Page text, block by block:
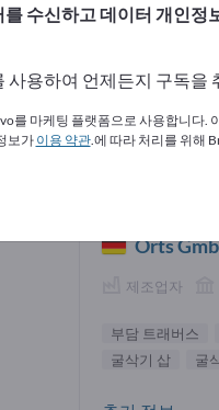
세요
시하세요.
하기
공급업체(1)
Orts
제조업자
부담 트래버스
굴삭기 삽
굴
수신하고 데이터 개인정
사용하여 언제든지 구독을
를 마케팅 플랫폼으로 사용합니다.
보가이용 약관.에 따라 처리를 위해